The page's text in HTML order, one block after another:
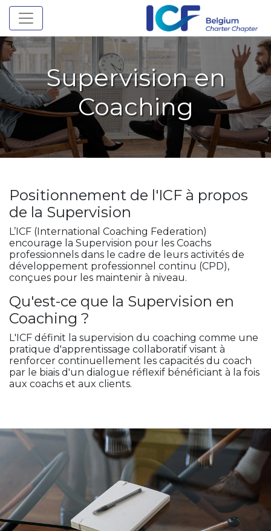
Toggle navigation
Supervision en
Coaching
Positionnement de l'ICF à propos
de la Supervision
L’ICF (International Coaching Federation)
encourage la Supervision pour les Coachs
professionnels dans le cadre de leurs activités de
développement professionnel continu (CPD),
conçues pour les maintenir à niveau.
Qu'est-ce que la Supervision en
Coaching ?
L'ICF définit la supervision du coaching comme une
pratique d'apprentissage collaboratif visant à
renforcer continuellement les capacités du coach
par le biais d'un dialogue réflexif bénéficiant à la fois
aux coachs et aux clients.